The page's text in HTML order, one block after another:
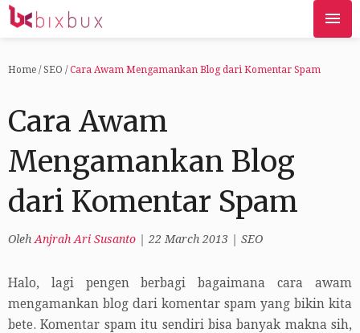
Home / SEO / Cara Awam Mengamankan Blog dari Komentar Spam
Cara Awam
Mengamankan Blog
dari Komentar Spam
Oleh Anjrah Ari Susanto 22 March 2013 SEO
Halo, lagi pengen berbagi bagaimana cara awam
mengamankan blog dari komentar spam yang bikin kita
bete. Komentar spam itu sendiri bisa banyak makna sih,